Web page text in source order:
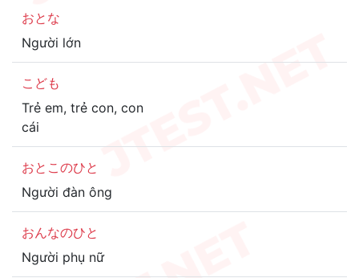
おとな
Người lớn
こども
Trẻ em, trẻ con, con
cái
おとこのひと
Người đàn ông
おんなのひと
Người phụ nữ